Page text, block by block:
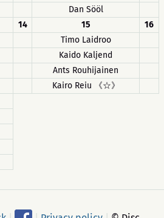
Dan Sööl
14 15
16
Timo Laidroo
Kaido Kaljend
Ants Rouhijainen
Kairo Reiu 《☆》